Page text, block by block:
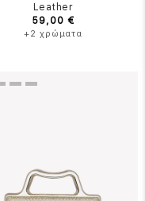
Leather
59,00 €
+2 χρώματα